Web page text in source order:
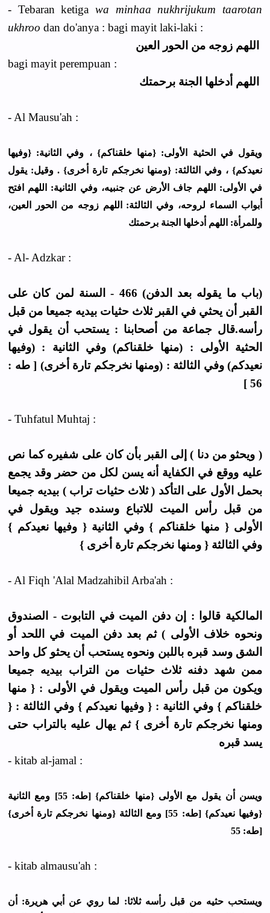
- Tebaran ketiga wa minhaa nukhrijukum taarotan
ukhroo dan do'anya : bagi mayit laki-laki :
اﻟﻠﻬﻢ ﺯﻭﺟﻪ ﻣﻦ اﻟﺤﻮﺭ اﻟﻌﻴﻦ
bagi mayit perempuan :
اﻟﻠﻬﻢ ﺃﺩﺧﻠﻬﺎ اﻟﺠﻨﺔ ﺑﺮﺣﻤﺘﻚ
- Al Mausu'ah :
ﻭﻳﻘﻮﻝ ﻓﻲ اﻟﺤﺜﻴﺔ اﻷﻭﻟﻰ: {ﻣﻨﻬﺎ ﺧﻠﻘﻨﺎﻛﻢ} ، ﻭﻓﻲ اﻟﺜﺎﻧﻴﺔ: {ﻭﻓﻴﻬﺎ
ﻧﻌﻴﺪﻛﻢ} ، ﻭﻓﻲ اﻟﺜﺎﻟﺜﺔ: {ﻭﻣﻨﻬﺎ ﻧﺨﺮﺟﻜﻢ ﺗﺎﺭﺓ ﺃﺧﺮﻯ} . ﻭﻗﻴﻞ: ﻳﻘﻮﻝ
ﻓﻲ اﻷﻭﻟﻰ: اﻟﻠﻬﻢ ﺟﺎﻑ اﻷﺭﺽ ﻋﻦ ﺟﻨﺒﻴﻪ، ﻭﻓﻲ اﻟﺜﺎﻧﻴﺔ: اﻟﻠﻬﻢ اﻓﺘﺢ
ﺃﺑﻮاﺏ اﻟﺴﻤﺎء ﻟﺮﻭﺣﻪ، ﻭﻓﻲ اﻟﺜﺎﻟﺜﺔ: اﻟﻠﻬﻢ ﺯﻭﺟﻪ ﻣﻦ اﻟﺤﻮﺭ اﻟﻌﻴﻦ،
ﻭﻟﻠﻤﺮﺃﺓ: اﻟﻠﻬﻢ ﺃﺩﺧﻠﻬﺎ اﻟﺠﻨﺔ ﺑﺮﺣﻤﺘﻚ
- Al- Adzkar :
(باب ما يقوله بعد الدفن) 466 - السنة لمن كان على
القبر أن يحثي في القبر ثلاث حثيات بيديه جميعا من قبل
رأسه.قال جماعة من أصحابنا : يستحب أن يقول في
الحثية الأولى : (منها خلقناكم) وفي الثانية : (وفيها
نعيدكم) وفي الثالثة : (ومنها نخرجكم تارة أخرى) [ طه :
56 ]
- Tuhfatul Muhtaj :
( ويحثو من دنا ) إلى القبر بأن كان على شفيره كما نص
عليه ووقع في الكفاية أنه يسن لكل من حضر وقد يجمع
بحمل الأول على التأكد ( ثلاث حثيات تراب ) بيديه جميعا
من قبل رأس الميت للاتباع وسنده جيد ويقول في
الأولى { منها خلقناكم } وفي الثانية { وفيها نعيدكم }
وفي الثالثة { ومنها نخرجكم تارة أخرى }
- Al Fiqh 'Alal Madzahibil Arba'ah :
المالكية قالوا : إن دفن الميت في التابوت - الصندوق
ونحوه خلاف الأولى ) ثم بعد دفن الميت في اللحد أو
الشق وسد قبره باللبن ونحوه يستحب أن يحثو كل واحد
ممن شهد دفنه ثلاث حثيات من التراب بيديه جميعا
ويكون من قبل رأس الميت ويقول في الأولى : { منها
خلقناكم } وفي الثانية : { وفيها نعيدكم } وفي الثالثة : {
ومنها نخرجكم تارة أخرى } ثم يهال عليه بالتراب حتى
يسد قبره
- kitab al-jamal :
ﻭﻳﺴﻦ ﺃﻥ ﻳﻘﻮﻝ ﻣﻊ اﻷﻭﻟﻰ {ﻣﻨﻬﺎ ﺧﻠﻘﻨﺎﻛﻢ} [ﻃﻪ: 55] ﻭﻣﻊ اﻟﺜﺎﻧﻴﺔ
{ﻭﻓﻴﻬﺎ ﻧﻌﻴﺪﻛﻢ} [ﻃﻪ: 55] ﻭﻣﻊ اﻟﺜﺎﻟﺜﺔ {ﻭﻣﻨﻬﺎ ﻧﺨﺮﺟﻜﻢ ﺗﺎﺭﺓ ﺃﺧﺮﻯ}
[ﻃﻪ: 55
- kitab almausu'ah :
ﻭﻳﺴﺘﺤﺐ ﺣﺜﻴﻪ ﻣﻦ ﻗﺒﻞ ﺭﺃﺳﻪ ﺛﻼﺛﺎ: ﻟﻤﺎ ﺭﻭﻱ ﻋﻦ ﺃﺑﻲ ﻫﺮﻳﺮﺓ: ﺃﻥ